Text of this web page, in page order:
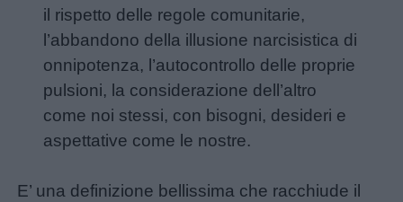
il rispetto delle regole comunitarie,
l’abbandono della illusione narcisistica di
onnipotenza, l’autocontrollo delle proprie
pulsioni, la considerazione dell’altro
come noi stessi, con bisogni, desideri e
aspettative come le nostre.
E’ una definizione bellissima che racchiude il